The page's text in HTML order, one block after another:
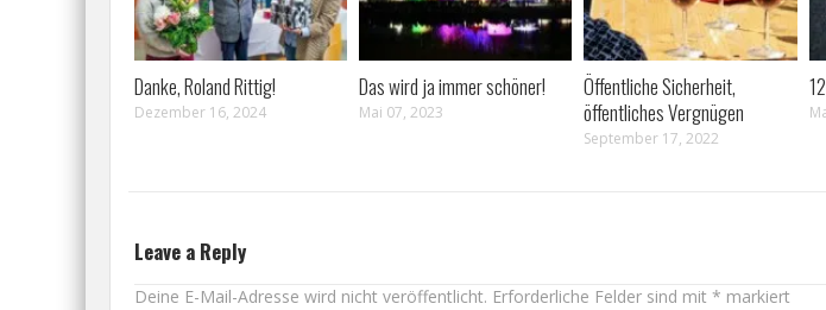
Danke, Roland Rittig!
Dezember 16, 2024
Das wird ja immer schöner!
Mai 07, 2023
Öffentliche Sicherheit,
öffentliches Vergnügen
September 17, 2022
Leave a Reply
Deine E-Mail-Adresse wird nicht veröffentlicht. Erforderliche Felder sind mit * markiert